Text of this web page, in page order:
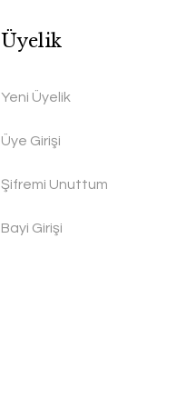
Üyelik
Yeni Üyelik
Üye Girişi
Şifremi Unuttum
Bayi Girişi